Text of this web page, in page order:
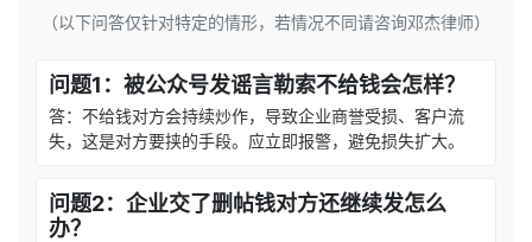
（以下问答仅针对特定的情形，若情况不同请咨询邓杰律师）
问题1：被公众号发谣言勒索不给钱会怎样？
答：不给钱对方会持续炒作，导致企业商誉受损、客户流
失，这是对方要挟的手段。应立即报警，避免损失扩大。
问题2：企业交了删帖钱对方还继续发怎么
办？